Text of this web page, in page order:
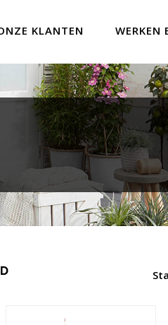
KLANTEN WERKEN